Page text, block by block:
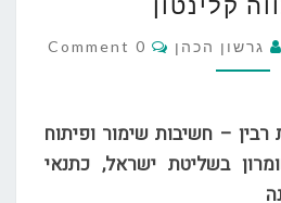
המדינות?
לא
גרשון הכהן Comments
0 Comment
– חשיבות שימור ופיתוח
בשליטת ישראל, כתנאי